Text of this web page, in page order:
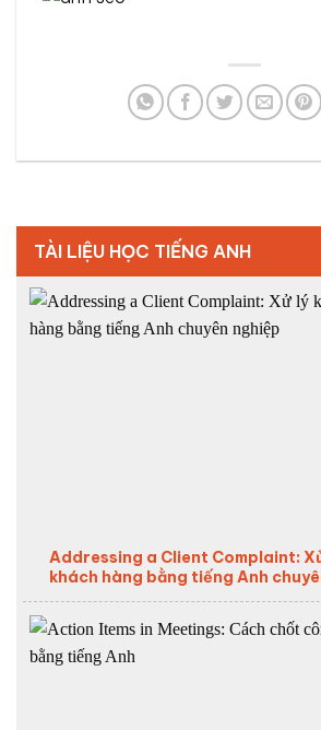
TÀI LIỆU HỌC TIẾNG ANH
Addressing a Client Complaint:
khách hàng bằng tiếng Anh